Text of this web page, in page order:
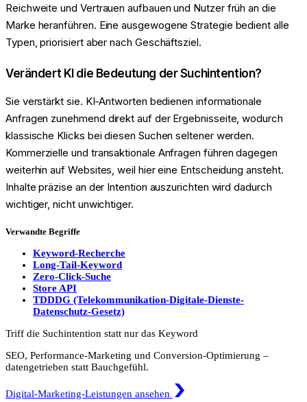
Reichweite und Vertrauen aufbauen und Nutzer früh an die
Marke heranführen. Eine ausgewogene Strategie bedient alle
Typen, priorisiert aber nach Geschäftsziel.
Verändert KI die Bedeutung der Suchintention?
Sie verstärkt sie. KI-Antworten bedienen informationale
Anfragen zunehmend direkt auf der Ergebnisseite, wodurch
klassische Klicks bei diesen Suchen seltener werden.
Kommerzielle und transaktionale Anfragen führen dagegen
weiterhin auf Websites, weil hier eine Entscheidung ansteht.
Inhalte präzise an der Intention auszurichten wird dadurch
wichtiger, nicht unwichtiger.
Verwandte Begriffe
Keyword-Recherche
Long-Tail-Keyword
Zero-Click-Suche
Store API
TDDDG (Telekommunikation-Digitale-Dienste-
Datenschutz-Gesetz)
Triff die Suchintention statt nur das Keyword
SEO, Performance-Marketing und Conversion-Optimierung –
datengetrieben statt Bauchgefühl.
Digital-Marketing-Leistungen ansehen